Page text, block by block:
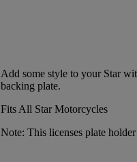
Add some style to your Star
backing plate.
Fits All Star Motorcycles
Note: This licenses plate